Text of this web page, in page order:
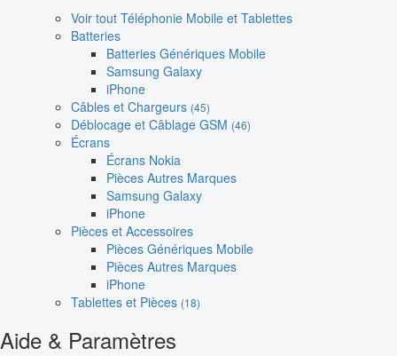
Voir tout Téléphonie Mobile et Tablettes
Batteries
Batteries Génériques Mobile
Samsung Galaxy
iPhone
Câbles et Chargeurs (45)
Déblocage et Câblage GSM (46)
Écrans
Écrans Nokia
Pièces Autres Marques
Samsung Galaxy
iPhone
Pièces et Accessoires
Pièces Génériques Mobile
Pièces Autres Marques
iPhone
Tablettes et Pièces (18)
Aide & Paramètres